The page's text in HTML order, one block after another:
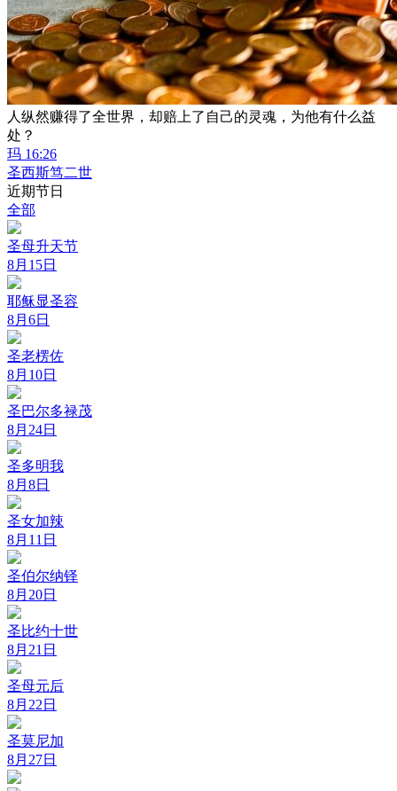
人纵然赚得了全世界，却赔上了自己的灵魂，为他有什么益
处？
玛 16:26
圣西斯笃二世
近期节日
全部
圣母升天节
8月15日
耶稣显圣容
8月6日
圣老楞佐
8月10日
圣巴尔多禄茂
8月24日
圣多明我
8月8日
圣女加辣
8月11日
圣伯尔纳铎
8月20日
圣比约十世
8月21日
圣母元后
8月22日
圣莫尼加
8月27日